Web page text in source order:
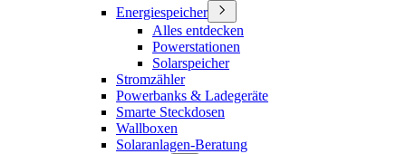
Energiespeicher
Alles entdecken
Powerstationen
Solarspeicher
Stromzähler
Powerbanks & Ladegeräte
Smarte Steckdosen
Wallboxen
Solaranlagen-Beratung